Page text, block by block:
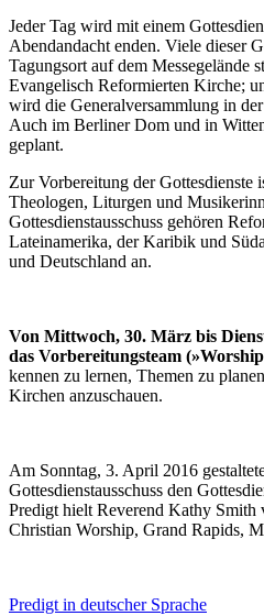
Jeder Tag wird mit einem
Abendandacht enden. Viele dieser
Tagungsort auf dem Messegelände
Evangelisch Reformierten Kirche;
wird die Generalversammlung in
Auch im Berliner Dom und in
geplant.
Zur Vorbereitung der Gottesdienste
Theologen, Liturgen und
Gottesdienstausschuss gehören
Lateinamerika, der Karibik und
und Deutschland an.
Von Mittwoch, 30. März bis
das Vorbereitungsteam
kennen zu lernen, Themen zu
Kirchen anzuschauen.
Am Sonntag, 3. April 2016
Gottesdienstausschuss den
Predigt hielt Reverend Kathy
Christian Worship, Grand Rapids,
Predigt in deutscher Sprache